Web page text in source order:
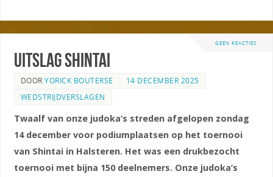
GEEN REACTIES
Uitslag Shintai
DOORYORICK BOUTERSE
14 DECEMBER 2025
WEDSTRIJDVERSLAGEN
Twaalf van onze judoka’s streden afgelopen zondag
14 december voor podiumplaatsen op het toernooi
van Shintai in Halsteren. Het was een drukbezocht
toernooi met bijna 150 deelnemers. Onze judoka’s